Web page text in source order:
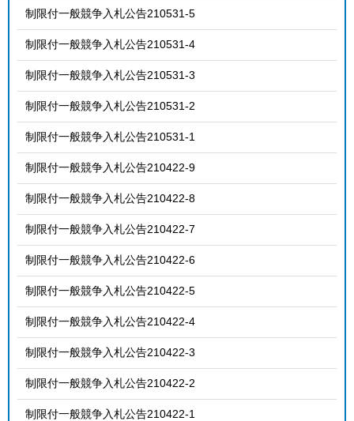
制限付一般競争入札公告210531-5
制限付一般競争入札公告210531-4
制限付一般競争入札公告210531-3
制限付一般競争入札公告210531-2
制限付一般競争入札公告210531-1
制限付一般競争入札公告210422-9
制限付一般競争入札公告210422-8
制限付一般競争入札公告210422-7
制限付一般競争入札公告210422-6
制限付一般競争入札公告210422-5
制限付一般競争入札公告210422-4
制限付一般競争入札公告210422-3
制限付一般競争入札公告210422-2
制限付一般競争入札公告210422-1